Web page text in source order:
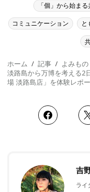
「個」から始ま
コミュニケーション と
ホーム 記事 よみもの
淡路島から万博を考える2
場 淡路島店」を体験レポ
吉
ライ